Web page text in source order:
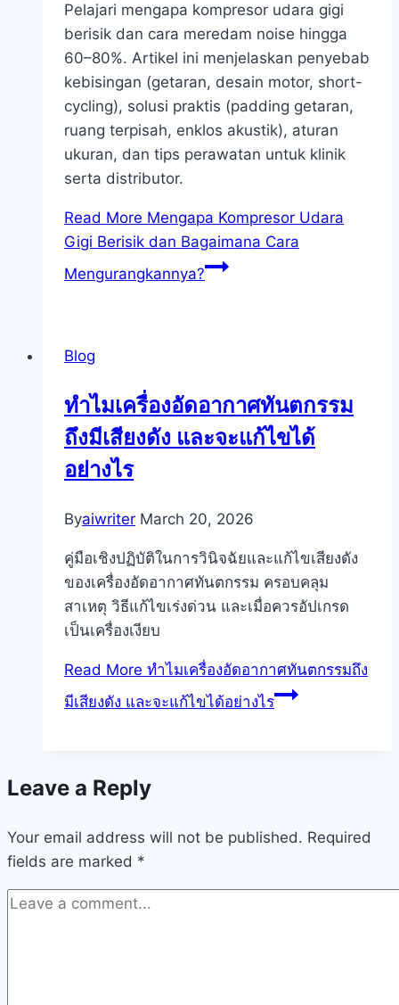
Pelajari mengapa kompresor udara gigi
berisik dan cara meredam noise hingga
60–80%. Artikel ini menjelaskan penyebab
kebisingan (getaran, desain motor, short-
cycling), solusi praktis (padding getaran,
ruang terpisah, enklos akustik), aturan
ukuran, dan tips perawatan untuk klinik
serta distributor.
Read More Mengapa Kompresor Udara
Gigi Berisik dan Bagaimana Cara
Mengurangkannya?
Blog
ทำไมเครื่องอัดอากาศทันตกรรม
ถึงมีเสียงดัง และจะแก้ไขได้
อย่างไร
Byaiwriter March 20, 2026
คู่มือเชิงปฏิบัติในการวินิจฉัยและแก้ไขเสียงดัง
ของเครื่องอัดอากาศทันตกรรม ครอบคลุม
สาเหตุ วิธีแก้ไขเร่งด่วน และเมื่อควรอัปเกรด
เป็นเครื่องเงียบ
Read More ทำไมเครื่องอัดอากาศทันตกรรมถึง
มีเสียงดัง และจะแก้ไขได้อย่างไร
Leave a Reply
Your email address will not be published. Required
fields are marked *